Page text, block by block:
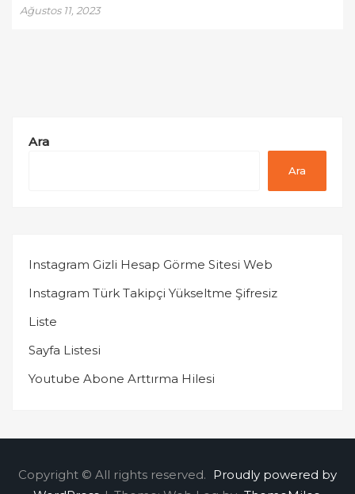
Ağustos 11, 2023
Ara
Ara
Instagram Gizli Hesap Görme Sitesi Web
Instagram Türk Takipçi Yükseltme Şifresiz
Liste
Sayfa Listesi
Youtube Abone Arttırma Hilesi
Copyright © All rights reserved. Proudly powered by